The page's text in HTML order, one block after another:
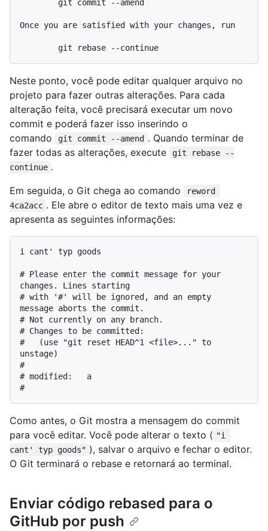
Once you are satisfied with your changes, run
Neste ponto, você pode editar qualquer arquivo no
projeto para fazer outras alterações. Para cada
alteração feita, você precisará executar um novo
commit e poderá fazer isso inserindo o
comando
git commit --amend . Quando terminar de
fazer todas as alterações, execute
git rebase --
continue .
Em seguida, o Git chega ao comando
reword
4ca2acc . Ele abre o editor de texto mais uma vez e
apresenta as seguintes informações:
i cant' typ goods
# Please enter the commit message for your
changes. Lines starting
# with '#' will be ignored, and an empty
message aborts the commit.
# Not currently on any branch.
# Changes to be committed:
#   (use "git reset HEAD^1 <file>..." to
unstage)
#
# modified:   a
Como antes, o Git mostra a mensagem do commit
para você editar. Você pode alterar o texto ( "i
cant' typ goods" ), salvar o arquivo e fechar o editor.
O Git terminará o rebase e retornará ao terminal.
Enviar código rebased para o
GitHub por push